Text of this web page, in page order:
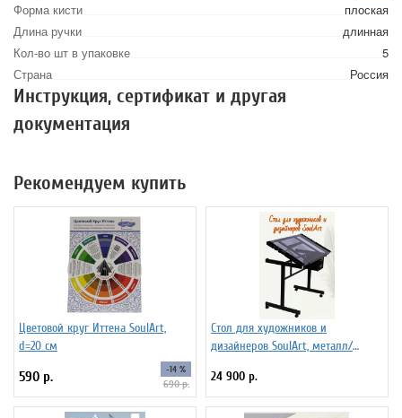
Форма кисти
плоская
Длина ручки
длинная
Кол-во шт в упаковке
5
Страна
Россия
Инструкция, сертификат и другая
документация
Рекомендуем купить
Цветовой круг Иттена SoulArt,
d=20 см
590 р. -14 %
690 р.
Стол для художников и
дизайнеров SoulArt, металл/
24 900 р.